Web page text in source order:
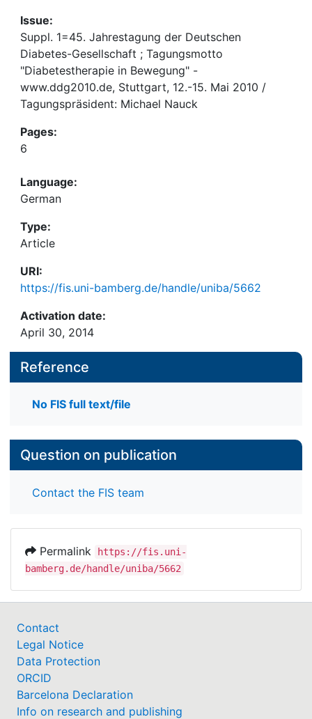
Issue:
Suppl. 1=45. Jahrestagung der Deutschen
Diabetes-Gesellschaft ; Tagungsmotto
"Diabetestherapie in Bewegung" -
www.ddg2010.de, Stuttgart, 12.-15. Mai 2010 /
Tagungspräsident: Michael Nauck
Pages:
6
Language:
German
Type:
Article
URI:
https://fis.uni-bamberg.de/handle/uniba/5662
Activation date:
April 30, 2014
Reference
No FIS full text/file
Question on publication
Contact the FIS team
Permalink
https://fis.uni-
bamberg.de/handle/uniba/5662
Contact
Legal Notice
Data Protection
ORCID
Barcelona Declaration
Info on research and publishing